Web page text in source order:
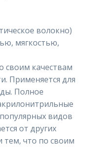
волокно)
мягкостью,
своим качествам
Применяется для
Полное
видов
от других
тем, что по своим